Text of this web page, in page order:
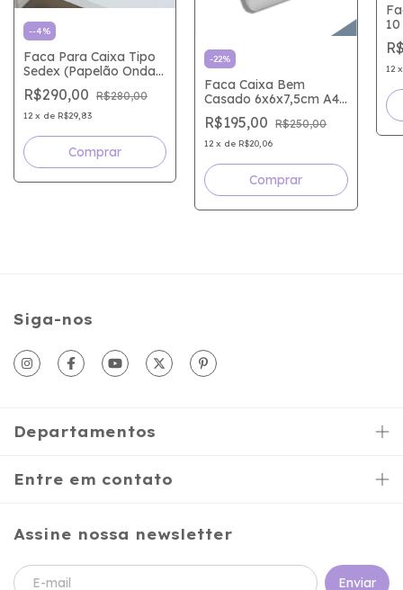
--4%
Faca Para Caixa Tipo
Sedex (Papelão Onda
B - 3mm) 9 X 9 X 5 Cm
R$290,00 R$280,00
12 x de R$29,83
-22%
Faca Caixa Bem
Casado 6x6x7,5cm A4
- 4C593DF
R$195,00 R$250,00
12 x de R$20,06
12
Siga-nos
Departamentos
Entre em contato
Assine nossa newsletter